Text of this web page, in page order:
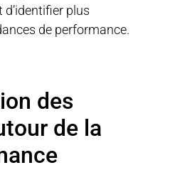
plus
de performance.
des
de la